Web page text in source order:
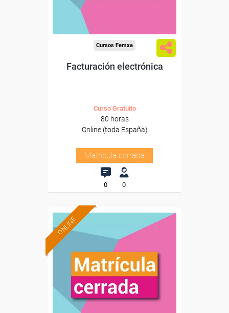
Cursos Femxa
Facturación electrónica
Curso Gratuito
80 horas
Online (toda España)
Matrícula cerrada
0 0
ONLINE